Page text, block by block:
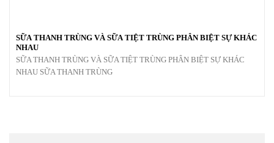
SỮA THANH TRÙNG VÀ SỮA TIỆT TRÙNG PHÂN BIỆT SỰ KHÁC
NHAU
SỮA THANH TRÙNG VÀ SỮA TIỆT TRÙNG PHÂN BIỆT SỰ KHÁC
NHAU SỮA THANH TRÙNG